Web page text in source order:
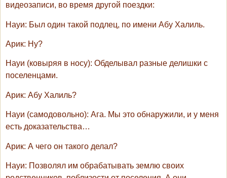
видеозаписи, во время другой поездки:
Науи: Был один такой подлец, по имени Абу Халиль.
Арик: Ну?
Науи (ковыряя в носу): Обделывал разные делишки с
поселенцами.
Арик: Абу Халиль?
Науи (самодовольно): Ага. Мы это обнаружили, и у меня
есть доказательства…
Арик: А чего он такого делал?
Науи: Позволял им обрабатывать землю своих